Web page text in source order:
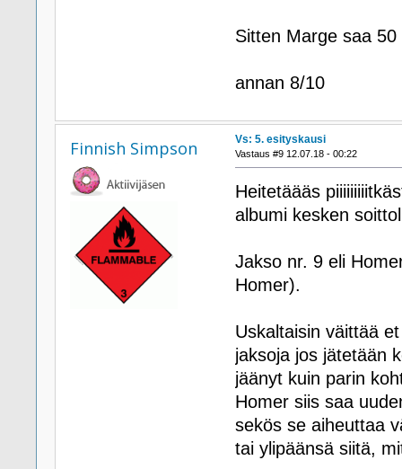
Sitten Marge saa
annan 8/10
Finnish Simpson Vs: 5. esityskausi
Vastaus #9 12.07.18 - 00:22
Heitetäääs
albumi kesken
Jakso nr. 9 eli
Homer).
Uskaltaisin väittää
jaksoja jos jätetään
jäänyt kuin parin
Homer siis saa
sekös se aiheuttaa
tai ylipäänsä siitä,